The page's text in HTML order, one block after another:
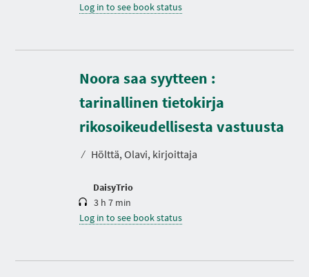
Log in to see book status
Noora saa syytteen :
tarinallinen tietokirja
rikosoikeudellisesta vastuusta
⁄ Hölttä, Olavi, kirjoittaja
DaisyTrio
D
u
r
a
i
3 h 7 min
Log in to see book status
D